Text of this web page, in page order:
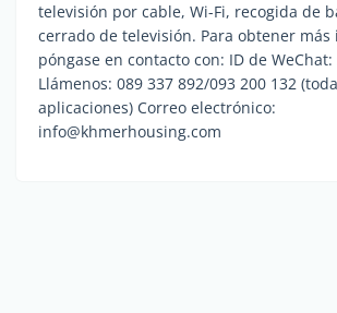
televisión por cable, Wi-Fi, recogida de
cerrado de televisión. Para obtener
póngase en contacto con: ID de WeChat:
Llámenos: 089 337 892/093 200 132
aplicaciones) Correo electrónico:
info@khmerhousing.com